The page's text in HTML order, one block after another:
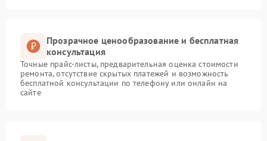
Прозрачное ценообразование и бесплатная
консультация
Точные прайс-листы, предварительная оценка стоимости
ремонта, отсутствие скрытых платежей и возможность
бесплатной консультации по телефону или онлайн на
сайте